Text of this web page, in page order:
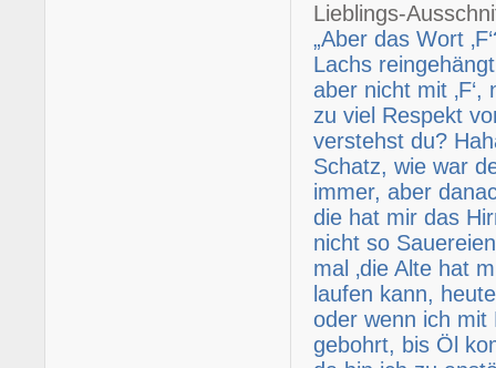
Lieblings-
„Aber das Wort
Lachs
aber nicht mit
zu viel Respekt
verstehst du?
Schatz, wie war
immer, aber
die hat mir das
nicht so
mal ‚die Alte hat
laufen kann,
oder wenn ich mit
gebohrt, bis Öl